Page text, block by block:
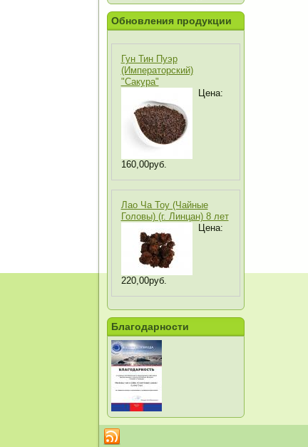
Обновления продукции
Гун Тин Пуэр
(Императорский)
"Сакура"
Цена:
160,00руб.
Лао Ча Тоу (Чайные
Головы) (г. Линцан) 8 лет
Цена:
220,00руб.
Благодарности